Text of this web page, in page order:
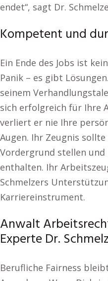
endet“, sagt Dr.
Kompetent und
Ein Ende des Jobs ist
Panik – es gibt
seinem
sich erfolgreich für Ihre
verliert er nie Ihre
Augen. Ihr Zeugnis
Vordergrund stellen
enthalten. Ihr
Schmelzers
Karriereinstrument.
Anwalt
Experte Dr.
Berufliche Fairness